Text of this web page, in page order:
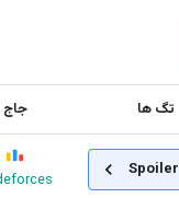
تگ ها جاج
Spoiler